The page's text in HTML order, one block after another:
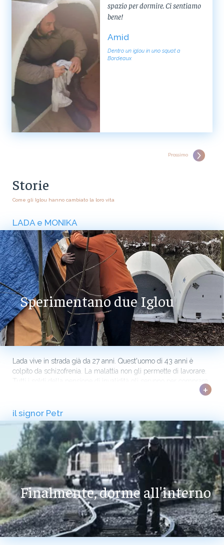
spazio per dormire. Ci sentiamo
bene!
Amid
Dentro un iglou in uno squat a
Bordeaux
Prossimo
Storie
Come gli Iglou hanno cambiato la loro vita
LADA e MONIKA
Sperimentano due Iglou
Lada vive in strada già da 27 anni. Quest'uomo di 43 anni è
colpito da schizofrenia. La malattia non gli permette di lavorare.
Tutti i soldi della pensione di invalidità gli servono per comprare
+
il signor Petr
Finalmente, dorme all'interno